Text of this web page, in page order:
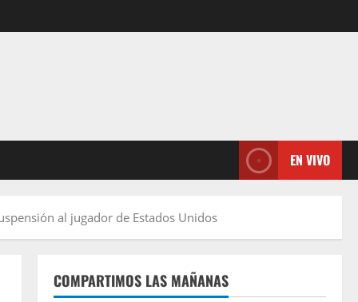
EN VIVO
al jugador de Estados Unidos
COMPARTIMOS LAS MAÑANAS